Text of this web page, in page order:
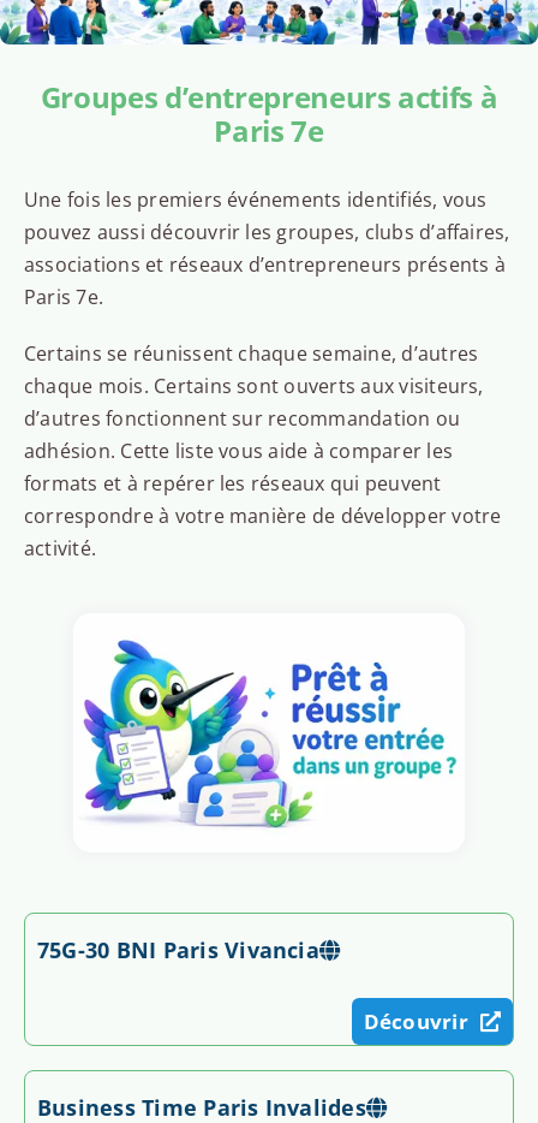
Groupes d’entrepreneurs actifs à
Paris 7e
Une fois les premiers événements identifiés, vous
pouvez aussi découvrir les groupes, clubs d’affaires,
associations et réseaux d’entrepreneurs présents à
Paris 7e.
Certains se réunissent chaque semaine, d’autres
chaque mois. Certains sont ouverts aux visiteurs,
d’autres fonctionnent sur recommandation ou
adhésion. Cette liste vous aide à comparer les
formats et à repérer les réseaux qui peuvent
correspondre à votre manière de développer votre
activité.
75G-30 BNI Paris Vivancia
Découvrir
Business Time Paris Invalides